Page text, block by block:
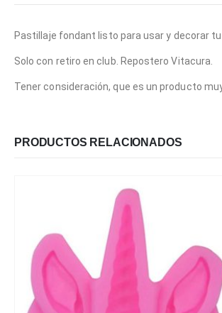
Pastillaje fondant listo para usar y decorar
Solo con retiro en club. Repostero Vitacura.
Tener consideración, que es un producto
PRODUCTOS RELACIONADOS